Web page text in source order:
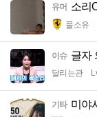
유머 소리
풀소유
이슈 글자
달리는관
기타 미야